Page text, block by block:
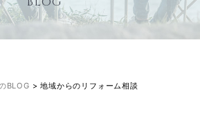
BLOG >地域からのリフォーム相談